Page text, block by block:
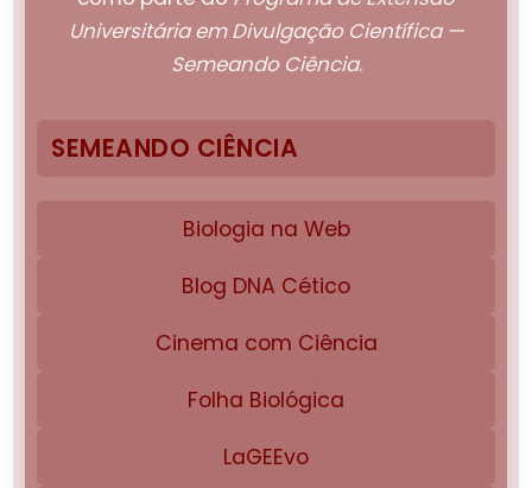
Universitária em Divulgação Científica —
Semeando Ciência.
SEMEANDO CIÊNCIA
Biologia na Web
Blog DNA Cético
Cinema com Ciência
Folha Biológica
LaGEEvo